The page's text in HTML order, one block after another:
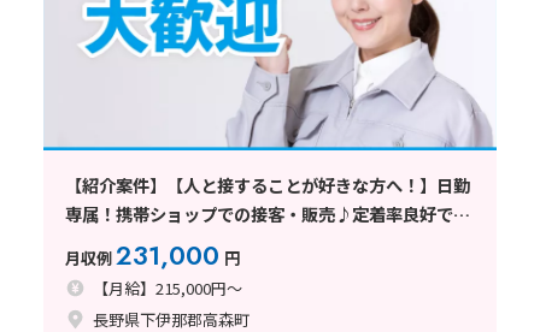
【紹介案件】【人と接することが好きな方へ！】日勤
専属！携帯ショップでの接客・販売♪定着率良好で働
きやすい◎
月収例231,000 円
【月給】215,000円～
長野県下伊那郡高森町